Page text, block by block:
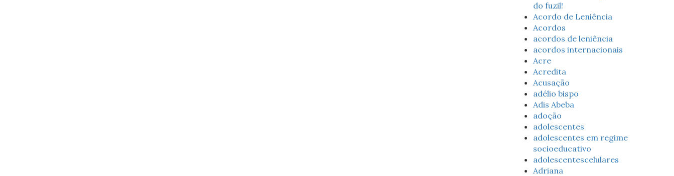
do fuzil!
Acordo de Leniência
Acordos
acordos de leniência
acordos internacionais
Acre
Acredita
Acusação
adélio bispo
Adis Abeba
adoção
adolescentes
adolescentes em regime
socioeducativo
adolescentescelulares
Adriana